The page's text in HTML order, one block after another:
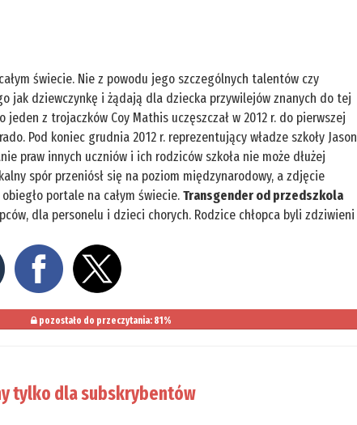
świecie. Nie z powodu jego szczególnych talentów czy
jak dziewczynkę i żądają dla dziecka przywilejów znanych do tej
z trojaczków Coy Mathis uczęszczał w 2012 r. do pierwszej
Pod koniec grudnia 2012 r. reprezentujący władze szkoły Jason
praw innych uczniów i ich rodziców szkoła nie może dłużej
spór przeniósł się na poziom międzynarodowy, a zdjęcie
portale na całym świecie.Transgender od przedszkola
dla personelu i dzieci chorych. Rodzice chłopca byli zdziwieni
pozostało do przeczytania: 81%
tylko dla subskrybentów